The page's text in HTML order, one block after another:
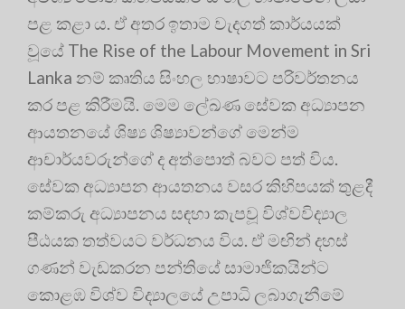
පළ කළා ය. ඒ අතර ඉතාම වැදගත් කාර්යයක්
වූයේ The Rise of the Labour Movement in Sri
Lanka නම් කෘතිය සිංහල භාෂාවට පරිවර්තනය
කර පළ කිරීමයි. මෙම ලේඛණ සේවක අධ්‍යාපන
ආයතනයේ ශිෂ්‍ය ශිෂ්‍යාවන්ගේ මෙන්ම
ආචාර්යවරුන්ගේ ද අත්පොත් බවට පත් විය.
සේවක අධ්‍යාපන ආයතනය වසර කිහිපයක් තුළදී
කම්කරු අධ්‍යාපනය සඳහා කැපවූ විශ්වවිද්‍යාල
පීඨයක තත්වයට වර්ධනය විය. ඒ මඟින් දහස්
ගණන් වැඩකරන පන්තියේ සාමාජිකයින්ට
කොළඹ විශ්ව විද්‍යාලයේ උපාධි ලබාගැනීමේ